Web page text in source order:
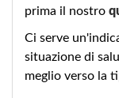
prima il nostro
Ci serve
situazione di
meglio verso la